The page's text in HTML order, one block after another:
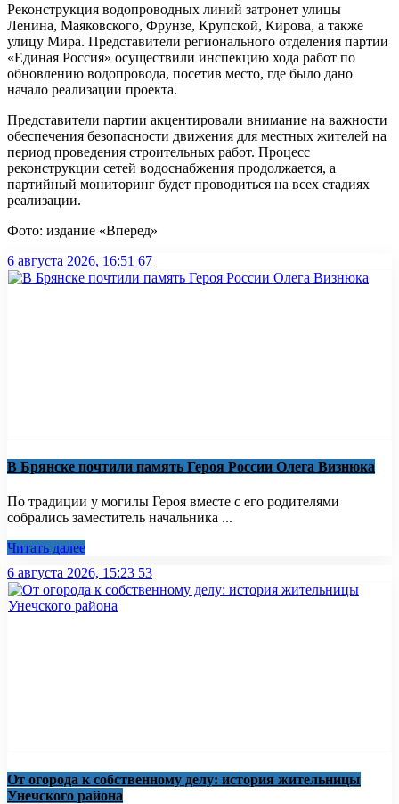
Реконструкция водопроводных линий затронет улицы
Ленина, Маяковского, Фрунзе, Крупской, Кирова, а также
улицу Мира. Представители регионального отделения партии
«Единая Россия» осуществили инспекцию хода работ по
обновлению водопровода, посетив место, где было дано
начало реализации проекта.
Представители партии акцентировали внимание на важности
обеспечения безопасности движения для местных жителей на
период проведения строительных работ. Процесс
реконструкции сетей водоснабжения продолжается, а
партийный мониторинг будет проводиться на всех стадиях
реализации.
Фото: издание «Вперед»
6 августа 2026, 16:51 67
В Брянске почтили память Героя России Олега Визнюка
По традиции у могилы Героя вместе с его родителями
собрались заместитель начальника ...
Читать далее
6 августа 2026, 15:23 53
От огорода к собственному делу: история жительницы
Унечского района